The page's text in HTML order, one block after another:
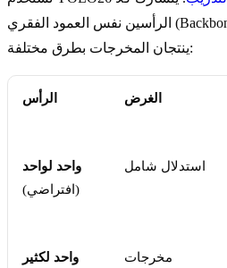
الرأسين نفس العمود الفقري (Backbone) والرقبة (Neck)، لكنهما
ينتجان المخرجات بطرق مختلفة:
الرأس الغرض
واحد لواحد
(افتراضي)
استدلال شامل
واحد لكثير
مخرجات